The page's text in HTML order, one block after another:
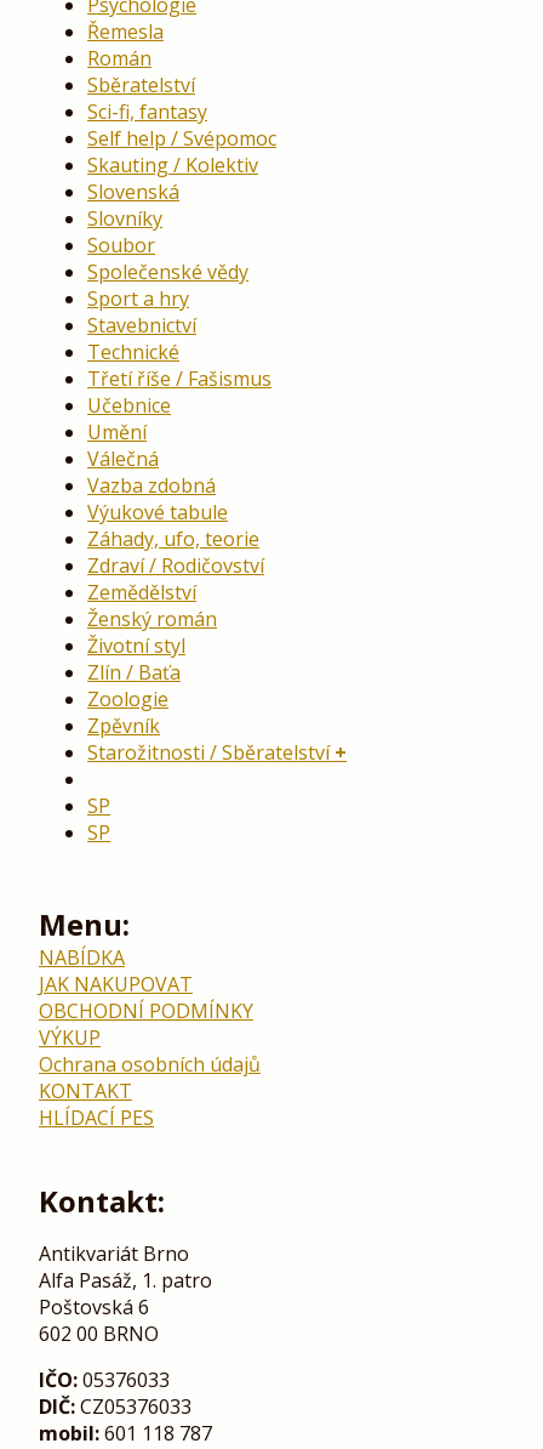
Řemesla
Román
Sběratelství
Sci-fi, fantasy
Self help / Svépomoc
Skauting / Kolektiv
Slovenská
Slovníky
Soubor
Společenské vědy
Sport a hry
Stavebnictví
Technické
Třetí říše / Fašismus
Učebnice
Umění
Válečná
Vazba zdobná
Výukové tabule
Záhady, ufo, teorie
Zdraví / Rodičovství
Zemědělství
Ženský román
Životní styl
Zlín / Baťa
Zoologie
Zpěvník
Starožitnosti / Sběratelství
SP
SP
Menu:
NABÍDKA
JAK NAKUPOVAT
OBCHODNÍ PODMÍNKY
VÝKUP
Ochrana osobních údajů
KONTAKT
HLÍDACÍ PES
Kontakt:
Antikvariát Brno
Alfa Pasáž, 1. patro
Poštovská 6
602 00 BRNO
IČO:05376033
DIČ:CZ05376033
mobil:601 118 787